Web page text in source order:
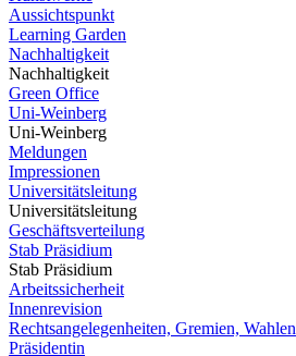
Aussichtspunkt
Learning Garden
Nachhaltigkeit
Nachhaltigkeit
Green Office
Uni-Weinberg
Uni-Weinberg
Meldungen
Impressionen
Universitätsleitung
Universitätsleitung
Geschäftsverteilung
Stab Präsidium
Stab Präsidium
Arbeitssicherheit
Innenrevision
Rechtsangelegenheiten, Gremien, Wahlen
Präsidentin